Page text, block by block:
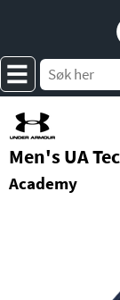
Men's UA
Academy